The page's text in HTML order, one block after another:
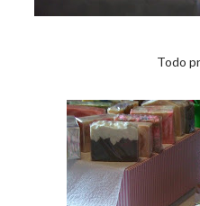
Todo